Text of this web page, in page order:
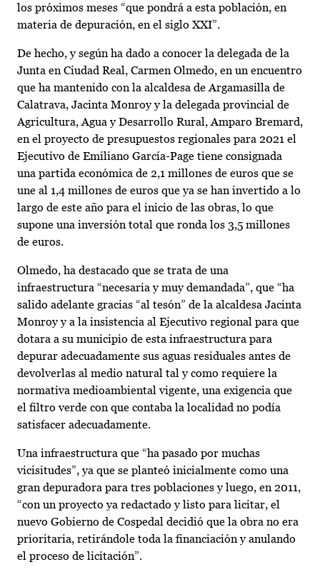
los próximos meses “que pondrá a esta población, en
materia de depuración, en el siglo XXI”.
De hecho, y según ha dado a conocer la delegada de la
Junta en Ciudad Real, Carmen Olmedo, en un encuentro
que ha mantenido con la alcaldesa de Argamasilla de
Calatrava, Jacinta Monroy y la delegada provincial de
Agricultura, Agua y Desarrollo Rural, Amparo Bremard,
en el proyecto de presupuestos regionales para 2021 el
Ejecutivo de Emiliano García-Page tiene consignada
una partida económica de 2,1 millones de euros que se
une al 1,4 millones de euros que ya se han invertido a lo
largo de este año para el inicio de las obras, lo que
supone una inversión total que ronda los 3,5 millones
de euros.
Olmedo, ha destacado que se trata de una
infraestructura “necesaria y muy demandada”, que “ha
salido adelante gracias “al tesón” de la alcaldesa Jacinta
Monroy y a la insistencia al Ejecutivo regional para que
dotara a su municipio de esta infraestructura para
depurar adecuadamente sus aguas residuales antes de
devolverlas al medio natural tal y como requiere la
normativa medioambiental vigente, una exigencia que
el filtro verde con que contaba la localidad no podía
satisfacer adecuadamente.
Una infraestructura que “ha pasado por muchas
vicisitudes”, ya que se planteó inicialmente como una
gran depuradora para tres poblaciones y luego, en 2011,
“con un proyecto ya redactado y listo para licitar, el
nuevo Gobierno de Cospedal decidió que la obra no era
prioritaria, retirándole toda la financiación y anulando
el proceso de licitación”.